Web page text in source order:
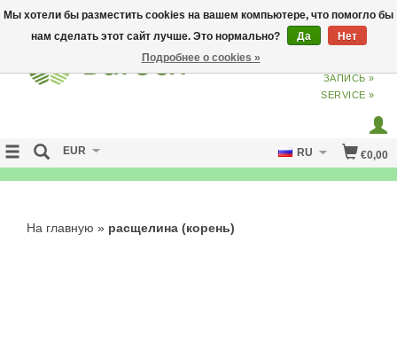
ВХОДИЗ
ЗАПИСЬ »
SERVICE »
€0,00
EUR RU
На главную » расщелина (корень)
Мы хотели бы разместить cookies на вашем компьютере, что помогло бы
нам сделать этот сайт лучше. Это нормально?
Да
Нет
Подробнее о cookies »